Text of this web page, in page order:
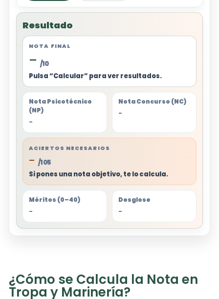
Resultado
NOTA FINAL
- /10
Pulsa “Calcular” para ver resultados.
Nota Psicotécnico
(NP)
-
Nota Concurso (NC)
-
ACIERTOS NECESARIOS
- /105
Si pones una nota objetivo, te lo calcula.
Méritos (0–40)
-
Desglose
-
¿Cómo se Calcula la Nota en
Tropa y Marinería?